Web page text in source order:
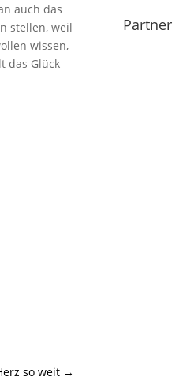
auch das
stellen, weil
wissen,
das Glück
so weit→
Partner